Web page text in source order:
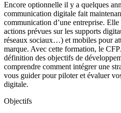
Encore optionnelle il y a quelques
communication digitale fait
communication d’une entreprise. Elle
actions prévues sur les supports
réseaux sociaux…) et mobiles pour
marque. Avec cette formation, le
définition des objectifs de
comprendre comment intégrer une
vous guider pour piloter et évaluer
digitale.
Objectifs